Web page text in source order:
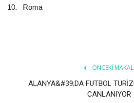
10. Roma
ÖNCEKI
ALANYA&#39;DA FUTBOL
CANLANIYOR